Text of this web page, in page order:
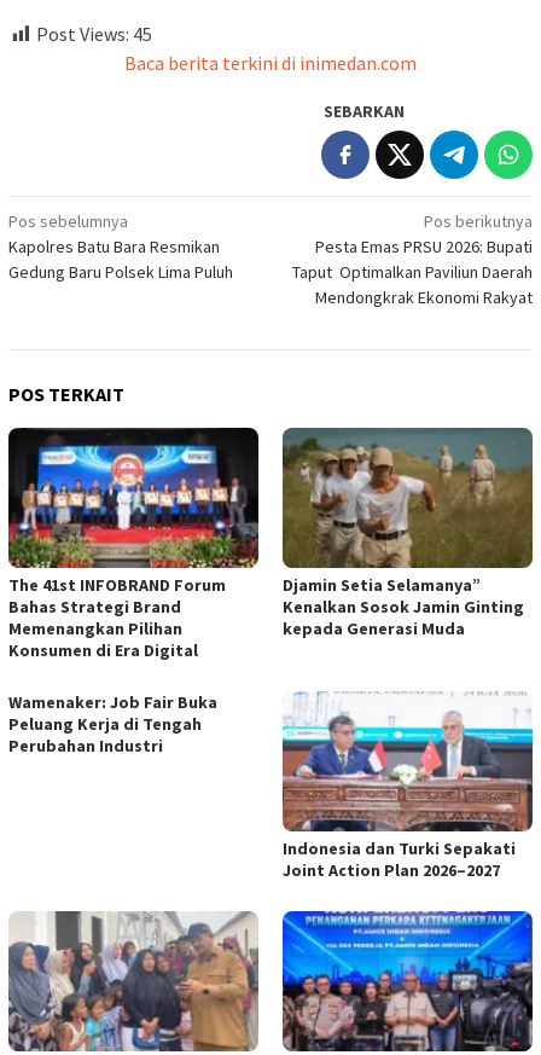
Post Views: 45
Baca berita terkini di inimedan.com
SEBARKAN
Navigasi
pos
Pos sebelumnya
Kapolres Batu Bara Resmikan
Gedung Baru Polsek Lima Puluh
Pos berikutnya
Pesta Emas PRSU 2026: Bupati
Taput Optimalkan Paviliun Daerah
Mendongkrak Ekonomi Rakyat
POS TERKAIT
The 41st INFOBRAND Forum
Bahas Strategi Brand
Memenangkan Pilihan
Konsumen di Era Digital
Djamin Setia Selamanya”
Kenalkan Sosok Jamin Ginting
kepada Generasi Muda
Wamenaker: Job Fair Buka
Peluang Kerja di Tengah
Perubahan Industri
Indonesia dan Turki Sepakati
Joint Action Plan 2026–2027